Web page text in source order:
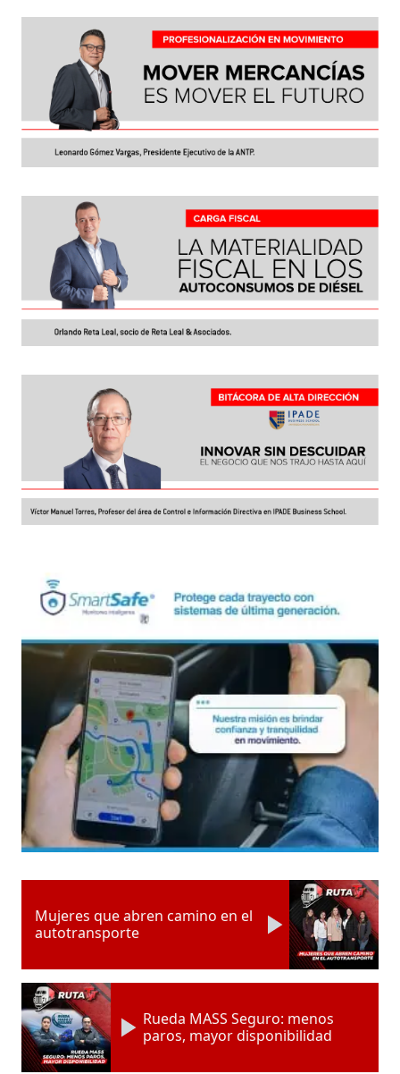
Mujeres que abren camino en el
autotransporte
Rueda MASS Seguro: menos
paros, mayor disponibilidad